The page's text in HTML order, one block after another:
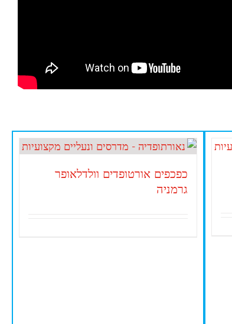
כפכפים אורטופדים וולדלאופר
גרמניה